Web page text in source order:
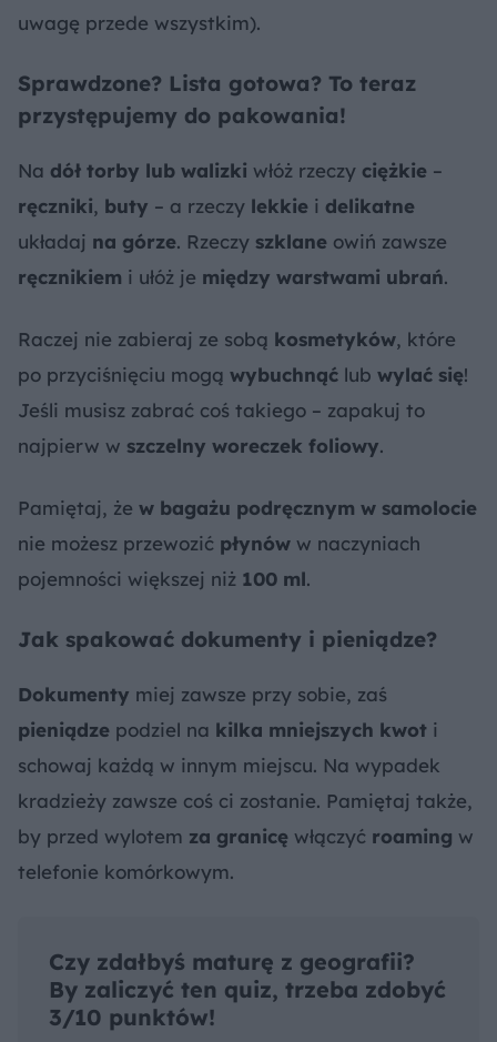
uwagę przede wszystkim).
Sprawdzone? Lista gotowa? To teraz
przystępujemy do pakowania!
Na dół torby lub walizki włóż rzeczy ciężkie –
ręczniki, buty – a rzeczy lekkie i delikatne
układaj na górze. Rzeczy szklane owiń zawsze
ręcznikiem i ułóż je między warstwami ubrań.
Raczej nie zabieraj ze sobą kosmetyków, które
po przyciśnięciu mogą wybuchnąć lub wylać się!
Jeśli musisz zabrać coś takiego – zapakuj to
najpierw w szczelny woreczek foliowy.
Pamiętaj, że w bagażu podręcznym w samolocie
nie możesz przewozić płynów w naczyniach
pojemności większej niż 100 ml.
Jak spakować dokumenty i pieniądze?
Dokumenty miej zawsze przy sobie, zaś
pieniądze podziel na kilka mniejszych kwot i
schowaj każdą w innym miejscu. Na wypadek
kradzieży zawsze coś ci zostanie. Pamiętaj także,
by przed wylotem za granicę włączyć roaming w
telefonie komórkowym.
Czy zdałbyś maturę z geografii?
By zaliczyć ten quiz, trzeba zdobyć
3/10 punktów!